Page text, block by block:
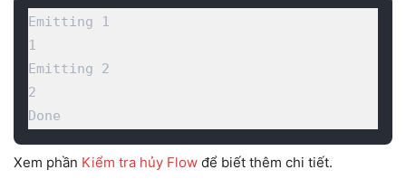
Emitting 1
1
Emitting 2
2
Done
Xem phần Kiểm tra hủy Flow để biết thêm chi tiết.